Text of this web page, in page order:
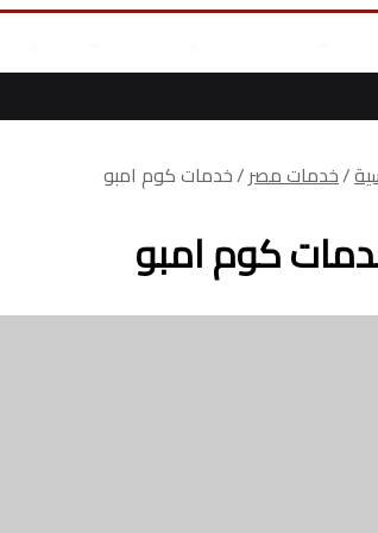
/خدمات مصر/خدمات كوم امبو
كوم امبو